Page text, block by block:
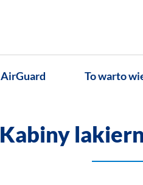
AirGuard To warto
Kabiny